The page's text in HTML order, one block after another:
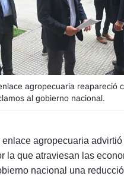
Seguinos
agropecuaria reapareció
al gobierno nacional.
enlace agropecuaria advirtió
la que atraviesan las
nacional una